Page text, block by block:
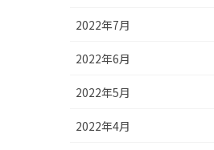
2022年7月
2022年6月
2022年5月
2022年4月